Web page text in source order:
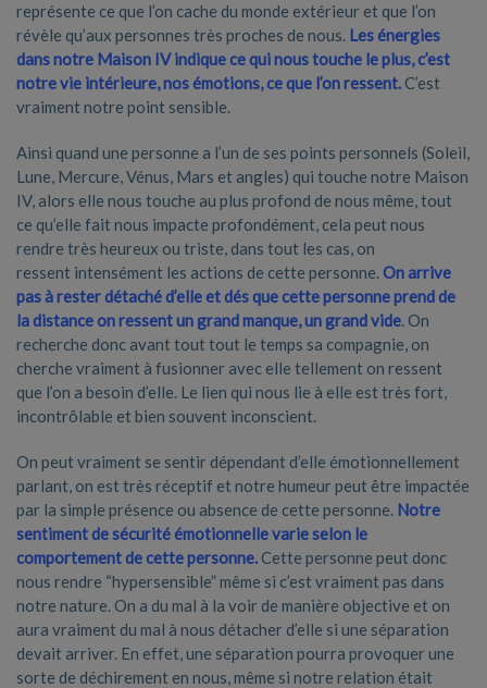
représente ce que l’on cache du monde extérieur et que l’on
révèle qu’aux personnes très proches de nous. Les énergies
dans notre Maison IV indique ce qui nous touche le plus, c’est
notre vie intérieure, nos émotions, ce que l’on ressent.C’est
vraiment notre point sensible.
Ainsi quand une personne a l’un de ses points personnels (Soleil,
Lune, Mercure, Vénus, Mars et angles) qui touche notre Maison
IV, alors elle nous touche au plus profond de nous même, tout
ce qu’elle fait nous impacte profondément, cela peut nous
rendre très heureux ou triste, dans tout les cas, on
ressent intensément les actions de cette personne.On arrive
pas à rester détaché d’elle et dés que cette personne prend de
la distance on ressent un grand manque, un grand vide. On
recherche donc avant tout tout le temps sa compagnie, on
cherche vraiment à fusionner avec elle tellement on ressent
que l’on a besoin d’elle. Le lien qui nous lie à elle est très fort,
incontrôlable et bien souvent inconscient.
On peut vraiment se sentir dépendant d’elle émotionnellement
parlant, on est très réceptif et notre humeur peut être impactée
par la simple présence ou absence de cette personne. Notre
sentiment de sécurité émotionnelle varie selon le
comportement de cette personne.Cette personne peut donc
nous rendre “hypersensible” même si c’est vraiment pas dans
notre nature. On a du mal à la voir de manière objective et on
aura vraiment du mal à nous détacher d’elle si une séparation
devait arriver. En effet, une séparation pourra provoquer une
sorte de déchirement en nous, même si notre relation était